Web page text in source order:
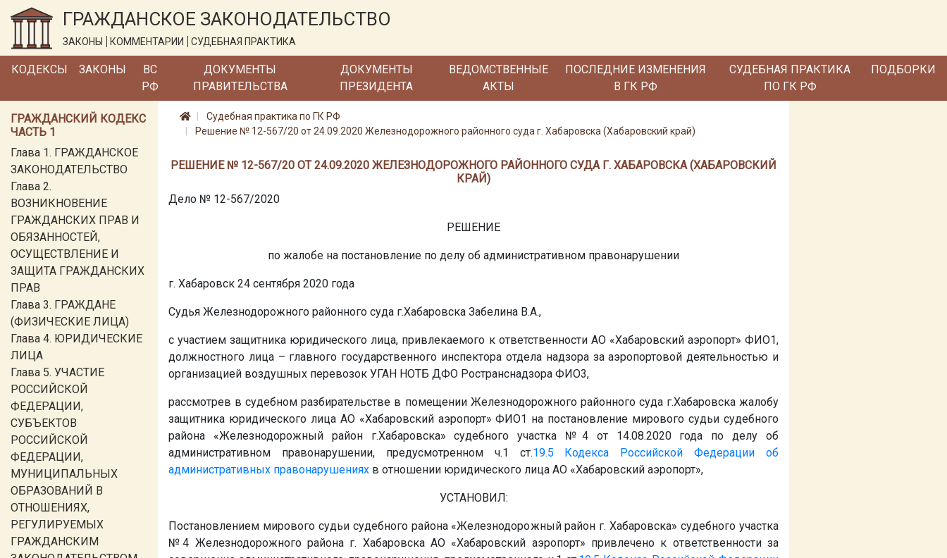
ГРАЖДАНСКОЕ ЗАКОНОДАТЕЛЬСТВО
ЗАКОНЫ КОММЕНТАРИИ СУДЕБНАЯ ПРАКТИКА
КОДЕКСЫ ЗАКОНЫ
ВС
РФ
ДОКУМЕНТЫ
ПРАВИТЕЛЬСТВА
ДОКУМЕНТЫ
ПРЕЗИДЕНТА
ВЕДОМСТВЕННЫЕ
АКТЫ
ПОСЛЕДНИЕ ИЗМЕНЕНИЯ
В ГК РФ
СУДЕБНАЯ ПРАКТИКА
ПО ГК РФ
ПОДБОРКИ
ГРАЖДАНСКИЙ КОДЕКС
ЧАСТЬ 1
Глава 1. ГРАЖДАНСКОЕ
ЗАКОНОДАТЕЛЬСТВО
Глава 2.
ВОЗНИКНОВЕНИЕ
ГРАЖДАНСКИХ ПРАВ И
ОБЯЗАННОСТЕЙ,
ОСУЩЕСТВЛЕНИЕ И
ЗАЩИТА ГРАЖДАНСКИХ
ПРАВ
Глава 3. ГРАЖДАНЕ
(ФИЗИЧЕСКИЕ ЛИЦА)
Глава 4. ЮРИДИЧЕСКИЕ
ЛИЦА
Глава 5. УЧАСТИЕ
РОССИЙСКОЙ
ФЕДЕРАЦИИ,
СУБЪЕКТОВ
РОССИЙСКОЙ
ФЕДЕРАЦИИ,
МУНИЦИПАЛЬНЫХ
ОБРАЗОВАНИЙ В
ОТНОШЕНИЯХ,
РЕГУЛИРУЕМЫХ
ГРАЖДАНСКИМ
Судебная практика по ГК РФ
Решение № 12-567/20 от 24.09.2020 Железнодорожного районного суда г. Хабаровска (Хабаровский край)
РЕШЕНИЕ № 12-567/20 ОТ 24.09.2020 ЖЕЛЕЗНОДОРОЖНОГО РАЙОННОГО СУДА Г. ХАБАРОВСКА (ХАБАРОВСКИЙ
КРАЙ)
Дело № 12-567/2020
РЕШЕНИЕ
по жалобе на постановление по делу об административном правонарушении
г. Хабаровск 24 сентября 2020 года
Судья Железнодорожного районного суда г.Хабаровска Забелина В.А.,
с участием защитника юридического лица, привлекаемого к ответственности АО «Хабаровский аэропорт» ФИО1,
должностного лица – главного государственного инспектора отдела надзора за аэропортовой деятельностью и
организацией воздушных перевозок УГАН НОТБ ДФО Ространснадзора ФИО3,
рассмотрев в судебном разбирательстве в помещении Железнодорожного районного суда г.Хабаровска жалобу
защитника юридического лица АО «Хабаровский аэропорт»ФИО1 на постановление мирового судьи судебного
района «Железнодорожный район г.Хабаровска» судебного участка №4 от 14.08.2020 года по делу об
административном правонарушении, предусмотренном ч.1 ст.19.5
Кодекса Российской Федерации об
административных правонарушениях в отношении юридического лица АО «Хабаровский аэропорт»,
УСТАНОВИЛ:
Постановлением мирового судьи судебного района «Железнодорожный район г. Хабаровска» судебного участка
№4 Железнодорожного района г. Хабаровска АО «Хабаровский аэропорт» привлечено к ответственности за